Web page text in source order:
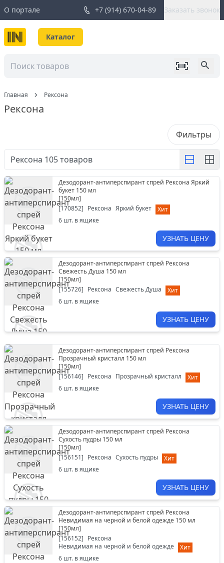
О портале +7 (914) 670-04-89 Заказать звонок
Каталог
Главная Рексона
Рексона
Фильтры
Рексона 105товаров
Дезодорант-антиперспирант спрей Рексона Яркий
букет 150 мл
[150мл]
[170852] Рексона Яркий букет
Хит
6 шт. в ящике
УЗНАТЬ ЦЕНУ
Дезодорант-антиперспирант спрей Рексона
Свежесть Душа 150 мл
[150мл]
[155726] Рексона Свежесть Душа
Хит
6 шт. в ящике
УЗНАТЬ ЦЕНУ
Дезодорант-антиперспирант спрей Рексона
Прозрачный кристалл 150 мл
[150мл]
[156146] Рексона Прозрачный кристалл
Хит
6 шт. в ящике
УЗНАТЬ ЦЕНУ
Дезодорант-антиперспирант спрей Рексона
Сухость пудры 150 мл
[150мл]
[156151] Рексона Сухость пудры
Хит
6 шт. в ящике
УЗНАТЬ ЦЕНУ
Дезодорант-антиперспирант спрей Рексона
Невидимая на черной и белой одежде 150 мл
[150мл]
[156152] Рексона
Невидимая на черной и белой одежде
Хит
6 шт. в ящике